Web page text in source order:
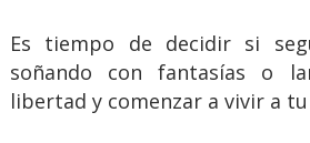
Es tiempo de decidir si
soñando con fantasías o
libertad y comenzar a vivir a